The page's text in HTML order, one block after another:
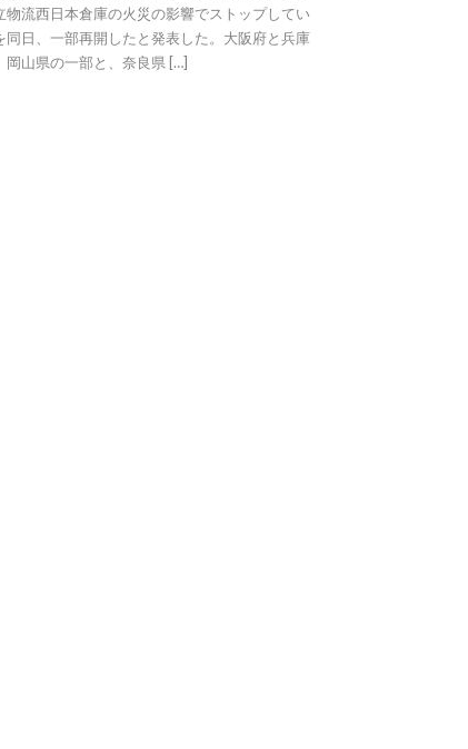
物流西日本倉庫の火災の影響でストップしてい
同日、一部再開したと発表した。大阪府と兵庫
岡山県の一部と、奈良県 […]